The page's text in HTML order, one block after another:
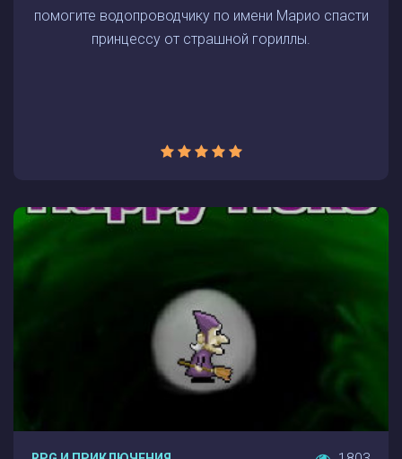
помогите водопроводчику по имени Марио спасти
принцессу от страшной гориллы.